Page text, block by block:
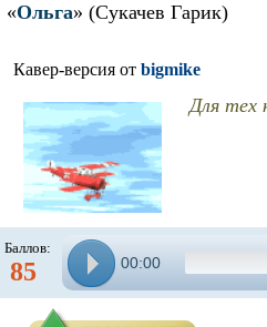
«Ольга» (Сукачев Гарик)
Кавер-версия от bigmike
Для тех
Баллов:
85 00:00